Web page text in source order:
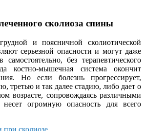
сколиоза спины
и поясничной сколиотической
серьезной опасности и могут даже
без терапевтического
костно-мышечная система окончит
Но если болезнь прогрессирует,
третью и так далее стадию, либо дает о
возрасте, сопровождаясь различными
огромную опасность для всего